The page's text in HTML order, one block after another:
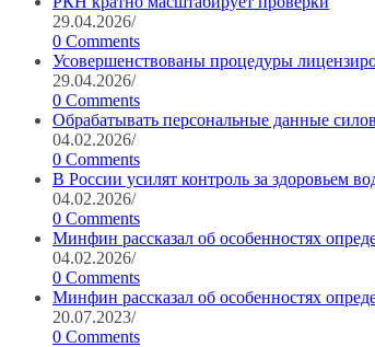
29.04.2026/
0 Comments
Усовершенствованы процедуры
29.04.2026/
0 Comments
Обрабатывать персональные данные
04.02.2026/
0 Comments
В России усилят контроль за здоровьем
04.02.2026/
0 Comments
Минфин рассказал об особенностях
04.02.2026/
0 Comments
Минфин рассказал об особенностях
20.07.2023/
0 Comments